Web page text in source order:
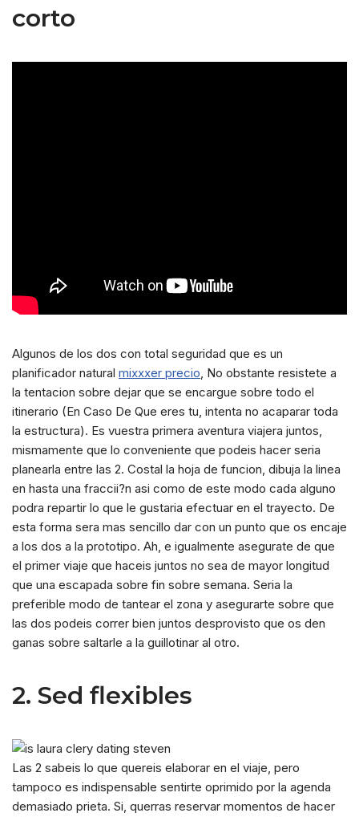
corto
Algunos de los dos con total seguridad que es un
planificador natural mixxxer precio, No obstante resistete a
la tentacion sobre dejar que se encargue sobre todo el
itinerario (En Caso De Que eres tu, intenta no acaparar toda
la estructura). Es vuestra primera aventura viajera juntos,
mismamente que lo conveniente que podeis hacer seria
planearla entre las 2. Costal la hoja de funcion, dibuja la linea
en hasta una fraccii?n asi como de este modo cada alguno
podra repartir lo que le gustaria efectuar en el trayecto. De
esta forma sera mas sencillo dar con un punto que os encaje
a los dos a la prototipo. Ah, e igualmente asegurate de que
el primer viaje que haceis juntos no sea de mayor longitud
que una escapada sobre fin sobre semana. Seria la
preferible modo de tantear el zona y asegurarte sobre que
las dos podeis correr bien juntos desprovisto que os den
ganas sobre saltarle a la guillotinar al otro.
2. Sed flexibles
Las 2 sabeis lo que quereis elaborar en el viaje, pero
tampoco es indispensable sentirte oprimido por la agenda
demasiado prieta. Si, querras reservar momentos de hacer